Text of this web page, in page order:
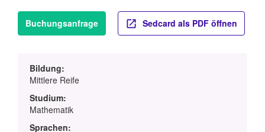
Buchungsanfrage Sedcard als PDF öffnen
Bildung:
Mittlere Reife
Studium:
Mathematik
Sprachen: